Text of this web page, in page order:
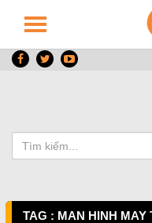
TAG : MAN HINH MAY